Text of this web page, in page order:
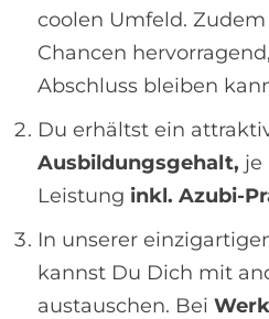
coolen Umfeld.
Chancen
Abschluss bleiben
Du erhältst ein
Ausbildungsgehalt, je
Leistung inkl. Azubi-
In unserer
kannst Du Dich mit
austauschen. Bei